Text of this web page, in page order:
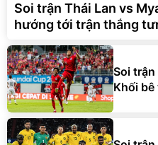
Soi trận Thái Lan vs
hướng tới trận thắng
Soi
Khối